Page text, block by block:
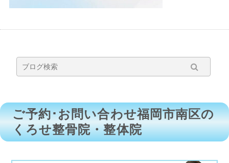
ご予約･お問い合わせ福岡市南区の
くろせ整骨院・整体院